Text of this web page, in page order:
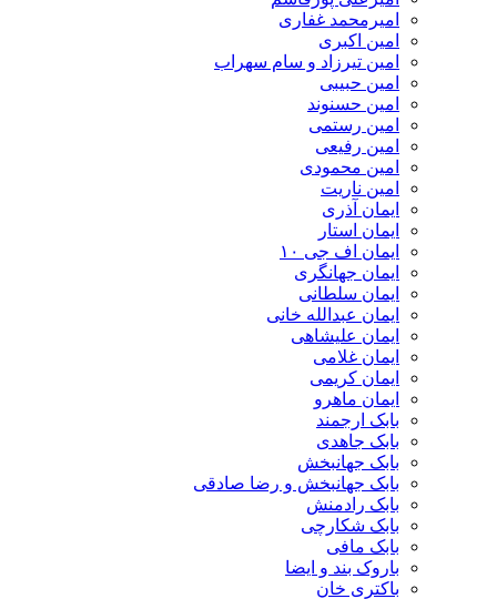
امیرمحمد غفاری
امین اکبری
امین تیرزاد و سام سهراب
امین حبیبی
امین حسنوند
امین رستمی
امین رفیعی
امین محمودی
امین ناریت
ایمان آذری
ایمان استار
ایمان اف جی ۱۰
ایمان جهانگری
ایمان سلطانی
ایمان عبدالله خانی
ایمان علیشاهی
ایمان غلامی
ایمان کریمی
ایمان ماهرو
بابک ارجمند
بابک جاهدی
بابک جهانبخش
بابک جهانبخش و رضا صادقی
بابک رادمنش
بابک شکارچی
بابک مافی
باروک بند و ایضا
باکتری خان